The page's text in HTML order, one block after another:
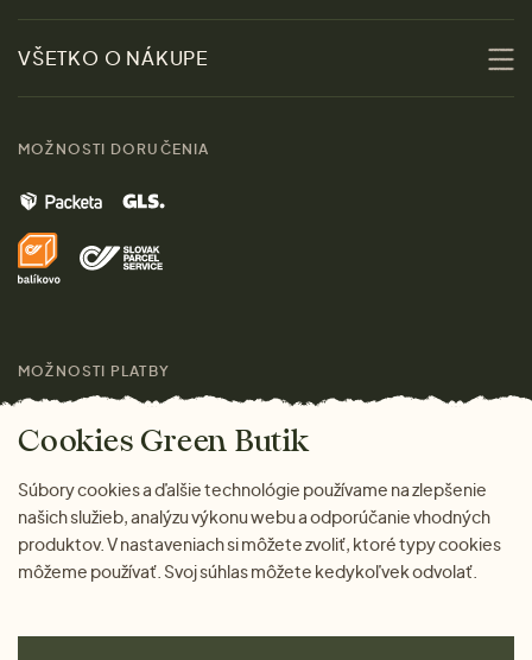
Udržateľnosť
Kontakt
Značky
Pre médiá
Zľavy
Ženy
Muži
Darčeky
VŠETKO O NÁKUPE
Doprava a platba
MOŽNOSTI DORUČENIA
MOŽNOSTI PLATBY
Cookies Green Butik
Súbory cookies a ďalšie technológie používame na zlepšenie
našich služieb, analýzu výkonu webu a odporúčanie vhodných
produktov. V nastaveniach si môžete zvoliť, ktoré typy cookies
môžeme používať. Svoj súhlas môžete kedykoľvek odvolať.